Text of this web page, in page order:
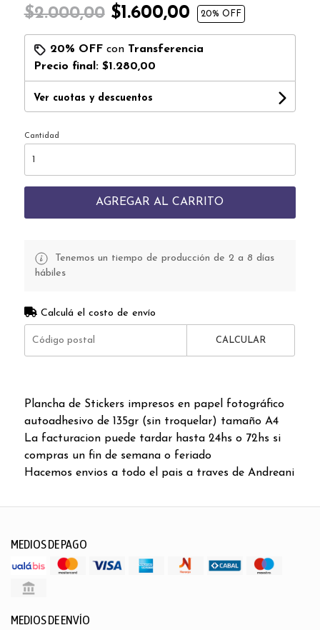
$2.000,00$1.600,00 20% OFF
20% OFFcon Transferencia
Precio final: $1.280,00
Ver cuotas y descuentos
Cantidad
AGREGAR AL CARRITO
Tenemos un tiempo de producción de 2 a 8 días
hábiles
Calculá el costo de envío
CALCULAR
Plancha de Stickers impresos en papel fotográfico
autoadhesivo de 135gr (sin troquelar) tamaño A4
La facturacion puede tardar hasta 24hs o 72hs si
compras un fin de semana o feriado
Hacemos envios a todo el pais a traves de Andreani
MEDIOS DE PAGO
MEDIOS DE ENVÍO